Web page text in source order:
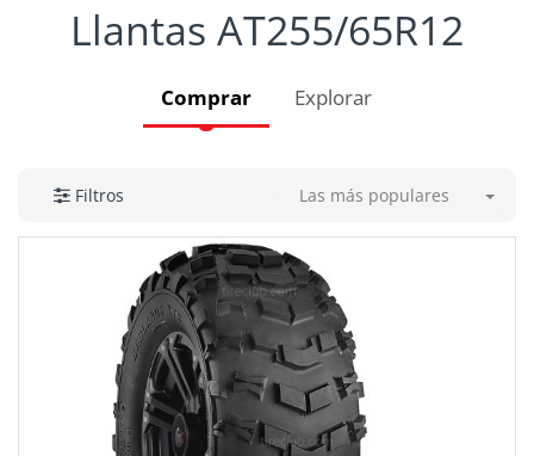
Llantas AT255/65R12
Comprar Explorar
Filtros Las más populares